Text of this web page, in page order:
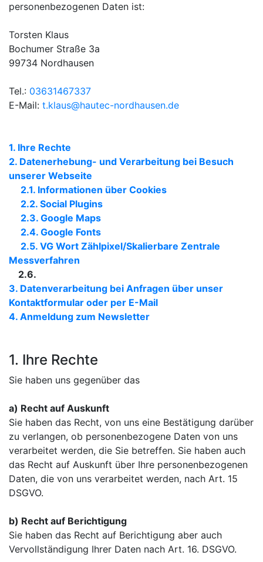
personenbezogenen Daten ist:
Torsten Klaus
Bochumer Straße 3a
99734 Nordhausen
Tel.: 03631467337
E-Mail: t.klaus@hautec-nordhausen.de
1. Ihre Rechte
2. Datenerhebung- und Verarbeitung bei Besuch
unserer Webseite
2.1. Informationen über Cookies
2.2. Social Plugins
2.3. Google Maps
2.4. Google Fonts
2.5. VG Wort Zählpixel/Skalierbare Zentrale
Messverfahren
2.6.
3. Datenverarbeitung bei Anfragen über unser
Kontaktformular oder per E-Mail
4. Anmeldung zum Newsletter
1. Ihre Rechte
Sie haben uns gegenüber das
a) Recht auf Auskunft
Sie haben das Recht, von uns eine Bestätigung darüber
zu verlangen, ob personenbezogene Daten von uns
verarbeitet werden, die Sie betreffen. Sie haben auch
das Recht auf Auskunft über Ihre personenbezogenen
Daten, die von uns verarbeitet werden, nach Art. 15
DSGVO.
b) Recht auf Berichtigung
Sie haben das Recht auf Berichtigung aber auch
Vervollständigung Ihrer Daten nach Art. 16. DSGVO.